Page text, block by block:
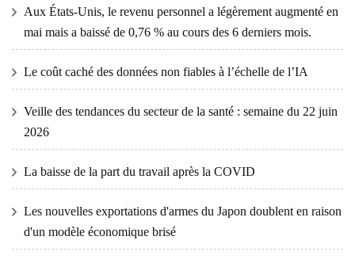
Aux États-Unis, le revenu personnel a légèrement augmenté en
mai mais a baissé de 0,76 % au cours des 6 derniers mois.
Le coût caché des données non fiables à l’échelle de l’IA
Veille des tendances du secteur de la santé : semaine du 22 juin
2026
La baisse de la part du travail après la COVID
Les nouvelles exportations d'armes du Japon doublent en raison
d'un modèle économique brisé